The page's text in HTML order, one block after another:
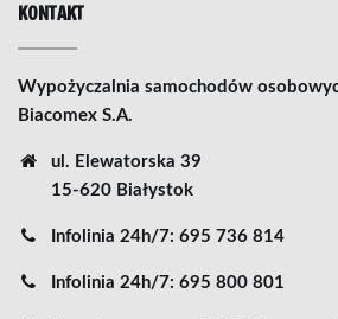
KONTAKT
Wypożyczalnia samochodów
Biacomex S.A.
ul. Elewatorska 39
15-620 Białystok
Infolinia 24h/7: 695 736 814
Infolinia 24h/7: 695 800 801